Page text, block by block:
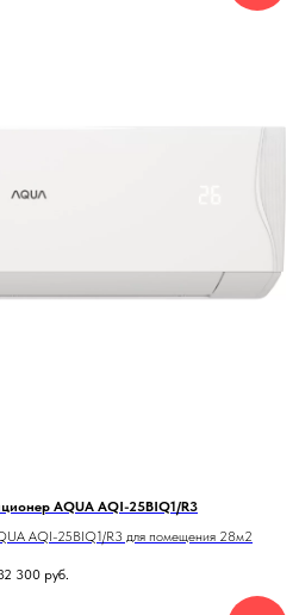
AQUA AQI-25BIQ1/R3
AQI-25BIQ1/R3 для помещения 28м2
300 руб.